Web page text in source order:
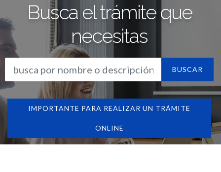
Busca el trámite que
necesitas
BUSCAR
IMPORTANTE PARA REALIZAR UN TRÁMITE
ONLINE